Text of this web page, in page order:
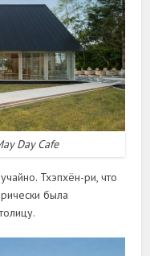
Day Cafe
Тхэпхён-ри, что
была